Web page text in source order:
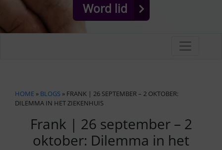
Word lid
HOME » BLOGS » FRANK | 26 SEPTEMBER – 2 OKTOBER:
DILEMMA IN HET ZIEKENHUIS
Frank | 26 september – 2
oktober: Dilemma in het